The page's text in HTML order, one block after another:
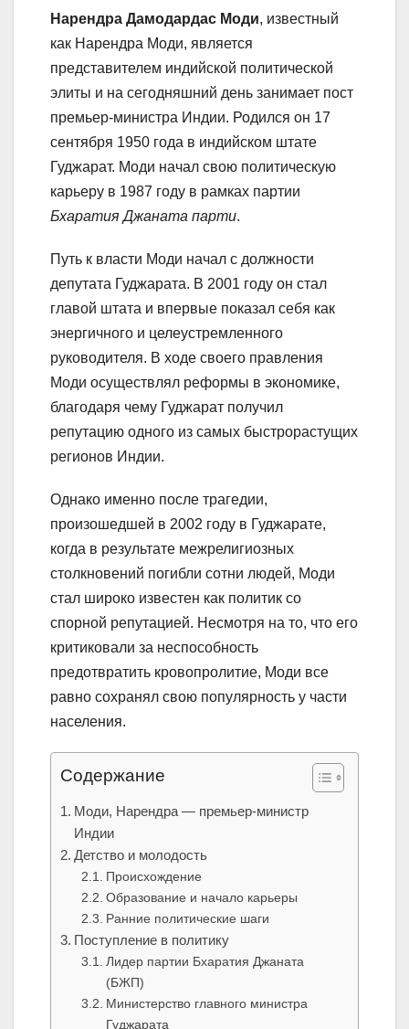
Нарендра Дамодардас Моди, известный
как Нарендра Моди, является
представителем индийской политической
элиты и на сегодняшний день занимает пост
премьер-министра Индии. Родился он 17
сентября 1950 года в индийском штате
Гуджарат. Моди начал свою политическую
карьеру в 1987 году в рамках партии
Бхаратия Джаната парти.
Путь к власти Моди начал с должности
депутата Гуджарата. В 2001 году он стал
главой штата и впервые показал себя как
энергичного и целеустремленного
руководителя. В ходе своего правления
Моди осуществлял реформы в экономике,
благодаря чему Гуджарат получил
репутацию одного из самых быстрорастущих
регионов Индии.
Однако именно после трагедии,
произошедшей в 2002 году в Гуджарате,
когда в результате межрелигиозных
столкновений погибли сотни людей, Моди
стал широко известен как политик со
спорной репутацией. Несмотря на то, что его
критиковали за неспособность
предотвратить кровопролитие, Моди все
равно сохранял свою популярность у части
населения.
Содержание
Моди, Нарендра — премьер-министр
Индии
Детство и молодость
Происхождение
Образование и начало карьеры
Ранние политические шаги
Поступление в политику
Лидер партии Бхаратия Джаната
(БЖП)
Министерство главного министра
Гуджарата